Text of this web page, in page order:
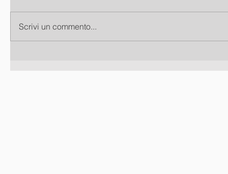
Scrivi un commento...